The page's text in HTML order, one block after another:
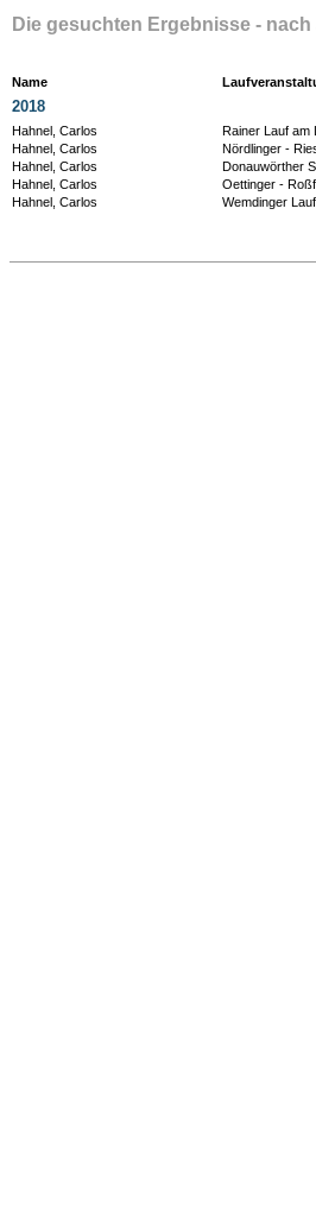
Die gesuchten Ergebnisse -
Name
2018
Hahnel, Carlos
Rainer Lauf am
Hahnel, Carlos
Nördlinger -
Hahnel, Carlos
Donauwörther
Hahnel, Carlos
Oettinger -
Hahnel, Carlos
Wemdinger